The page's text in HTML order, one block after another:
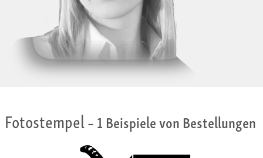
Fotostempel– 1 Beispiele von Bestellungen